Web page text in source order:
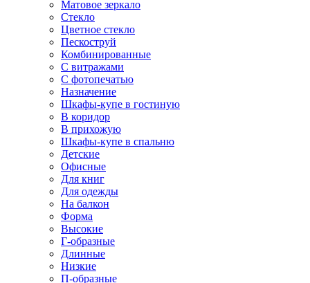
Матовое зеркало
Стекло
Цветное стекло
Пескоструй
Комбинированные
С витражами
С фотопечатью
Назначение
Шкафы-купе в гостиную
В коридор
В прихожую
Шкафы-купе в спальню
Детские
Офисные
Для книг
Для одежды
На балкон
Форма
Высокие
Г-образные
Длинные
Низкие
П-образные